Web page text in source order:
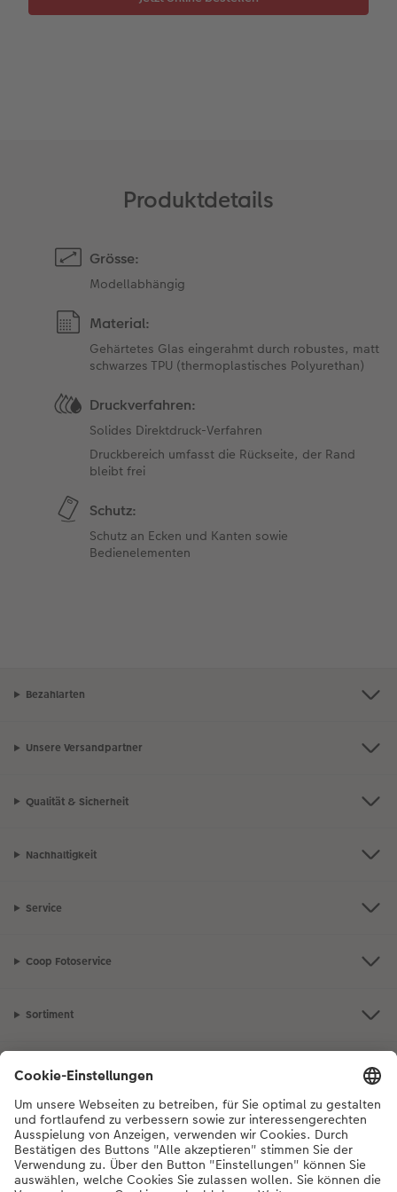
Produktdetails
Grösse:
Modellabhängig
Material:
Gehärtetes Glas eingerahmt durch robustes, matt
schwarzes TPU (thermoplastisches Polyurethan)
Druckverfahren:
Solides Direktdruck-Verfahren
Druckbereich umfasst die Rückseite, der Rand
bleibt frei
Schutz:
Schutz an Ecken und Kanten sowie
Bedienelementen
Bezahlarten
Unsere Versandpartner
Qualität & Sicherheit
Nachhaltigkeit
Service
Coop Fotoservice
Sortiment
Inspiration
Bei Fragen zu Produkten oder der Bestellung können Sie uns gerne von
Montag bis Samstag von 8:00 – 20:00 Uhr und Sonntag von 10:00 –
20:00 Uhr (gesetzliche Feiertage ausgenommen) unter der
Telefonnummer044 499 10 36kontaktieren.